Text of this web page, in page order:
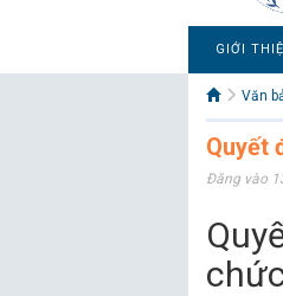
GIỚI
Văn
Quyết
Đăng vào